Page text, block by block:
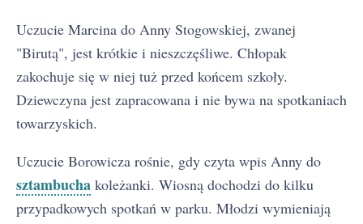
Uczucie Marcina do Anny Stogowskiej, zwanej
"Birutą", jest krótkie i nieszczęśliwe. Chłopak
zakochuje się w niej tuż przed końcem szkoły.
Dziewczyna jest zapracowana i nie bywa na spotkaniach
towarzyskich.
Uczucie Borowicza rośnie, gdy czyta wpis Anny do
sztambucha koleżanki. Wiosną dochodzi do kilku
przypadkowych spotkań w parku. Młodzi wymieniają